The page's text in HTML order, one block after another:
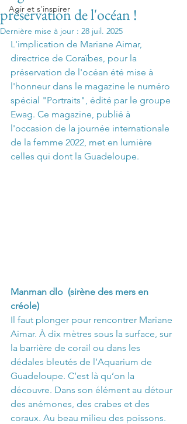
Agir et s'inspirer
préservation de l'océan !
Dernière mise à jour : 28 juil. 2025
L'implication de Mariane Aimar,
directrice de Coraïbes, pour la
préservation de l'océan été mise à
l'honneur dans le magazine le numéro
spécial "Portraits", édité par le groupe
Ewag. Ce magazine, publié à
l'occasion de la journée internationale
de la femme 2022, met en lumière
celles qui dont la Guadeloupe.
Manman dlo  (sirène des mers en
créole)
Il faut plonger pour rencontrer Mariane
Aimar. À dix mètres sous la surface, sur
la barrière de corail ou dans les
dédales bleutés de l’Aquarium de
Guadeloupe. C’est là qu’on la
découvre. Dans son élément au détour
des anémones, des crabes et des
coraux. Au beau milieu des poissons.